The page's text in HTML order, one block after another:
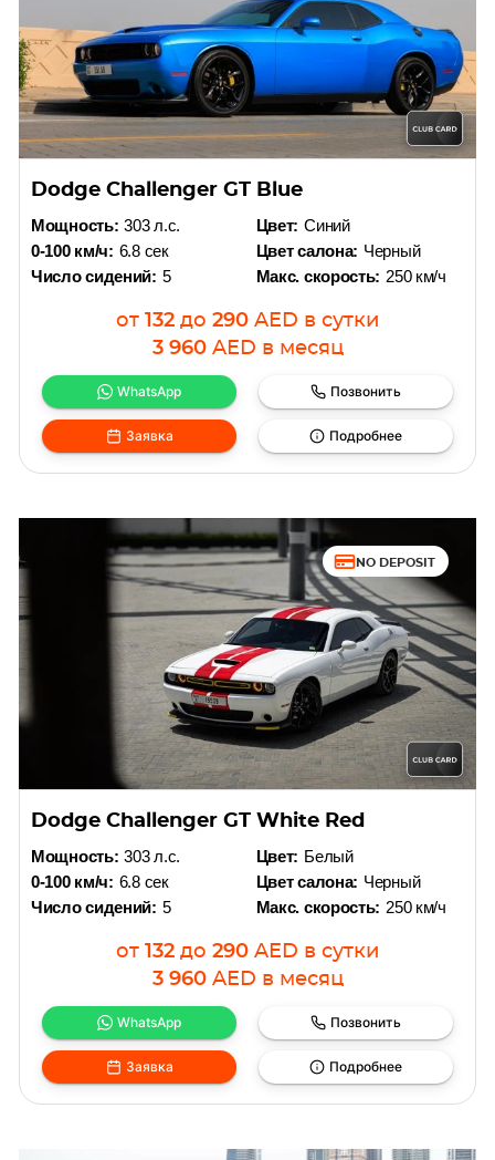
Dodge Challenger GT Blue
Мощность: 303 л.с.
0-100 км/ч: 6.8 сек
Число сидений: 5
Цвет: Синий
Цвет салона: Черный
Макс. скорость: 250 км/ч
от 132 до 290 AED в сутки
3 960 AED в месяц
WhatsApp Позвонить
Заявка Подробнее
NO DEPOSIT
Dodge Challenger GT White Red
Мощность: 303 л.с.
0-100 км/ч: 6.8 сек
Число сидений: 5
Цвет: Белый
Цвет салона: Черный
Макс. скорость: 250 км/ч
от 132 до 290 AED в сутки
3 960 AED в месяц
WhatsApp Позвонить
Заявка Подробнее